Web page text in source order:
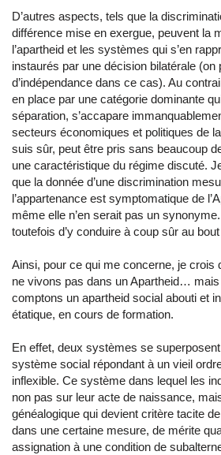
D’autres aspects, tels que la
différence mise en exergue, peuvent la
l’apartheid et les systèmes qui s’en
instaurés par une décision bilatérale (on
d’indépendance dans ce cas). Au
en place par une catégorie dominante
séparation, s’accapare
secteurs économiques et politiques de
suis sûr, peut être pris sans beaucoup
une caractéristique du régime discuté.
que la donnée d’une discrimination
l’appartenance est symptomatique de
même elle n’en serait pas un
toutefois d’y conduire à coup sûr au
Ainsi, pour ce qui me concerne, je crois
ne vivons pas dans un Apartheid…
comptons un apartheid social abouti et
étatique, en cours de formation.
En effet, deux systèmes se
système social répondant à un vieil
inflexible. Ce système dans lequel les
non pas sur leur acte de naissance,
généalogique qui devient critère tacite
dans une certaine mesure, de mérite
assignation à une condition de